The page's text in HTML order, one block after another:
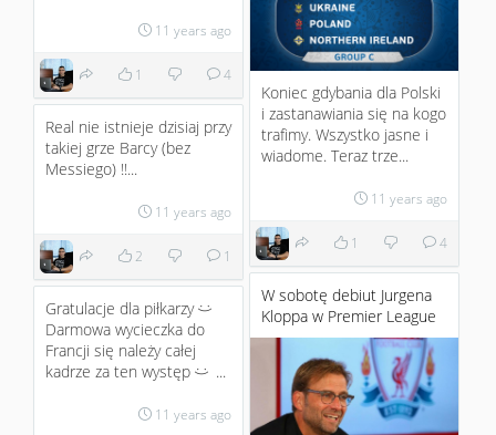
11 years ago
1 4
Koniec gdybania dla Polski
i zastanawiania się na kogo
trafimy. Wszystko jasne i
wiadome. Teraz trze...
11 years ago
1 4
Real nie istnieje dzisiaj przy
takiej grze Barcy (bez
Messiego) !!...
11 years ago
2 1
W sobotę debiut Jurgena
Kloppa w Premier League
Gratulacje dla piłkarzy :)
Darmowa wycieczka do
Francji się należy całej
kadrze za ten występ :) ...
11 years ago